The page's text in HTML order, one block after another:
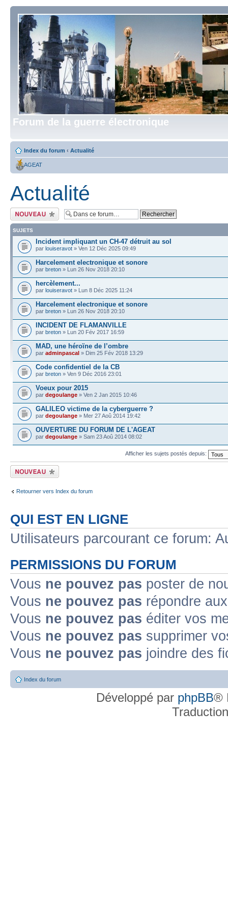
Forum de la guerre électronique
Index du forum ‹ Actualité
AGEAT
Actualité
Écrire un nouveau
sujet
SUJETS
Incident impliquant un CH-47 détruit au sol
par louiseravot » Ven 12 Déc 2025 09:49
Harcelement electronique et sonore
par breton » Lun 26 Nov 2018 20:10
hercèlement...
par louiseravot » Lun 8 Déc 2025 11:24
Harcelement electronique et sonore
par breton » Lun 26 Nov 2018 20:10
INCIDENT DE FLAMANVILLE
par breton » Lun 20 Fév 2017 16:59
MAD, une héroïne de l’ombre
par adminpascal » Dim 25 Fév 2018 13:29
Code confidentiel de la CB
par breton » Ven 9 Déc 2016 23:01
Voeux pour 2015
par degoulange » Ven 2 Jan 2015 10:46
GALILEO victime de la cyberguerre ?
par degoulange » Mer 27 Aoû 2014 19:42
OUVERTURE DU FORUM DE L'AGEAT
par degoulange » Sam 23 Aoû 2014 08:02
Afficher les sujets postés depuis:
Écrire un nouveau
sujet
Retourner vers Index du forum
QUI EST EN LIGNE
Utilisateurs parcourant ce forum:
PERMISSIONS DU FORUM
Vous ne pouvez pas poster de
Vous ne pouvez pas répondre
Vous ne pouvez pas éditer vos
Vous ne pouvez pas supprimer
Vous ne pouvez pas joindre des
Index du forum
Développé par phpBB®